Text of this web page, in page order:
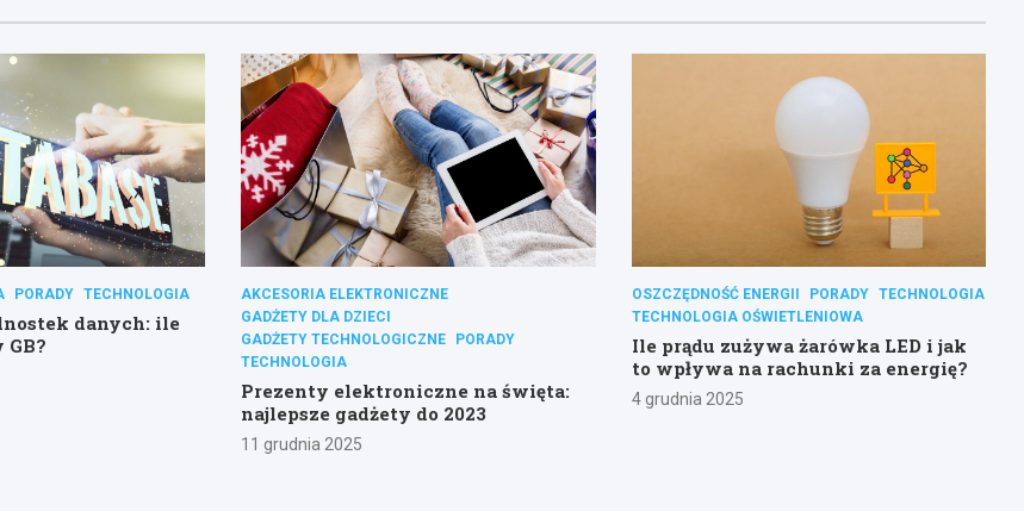
PORADY TECHNOLOGIA
danych: ile
AKCESORIA ELEKTRONICZNE
GADŻETY DLA DZIECI
GADŻETY TECHNOLOGICZNE
PORADY
TECHNOLOGIA
Prezenty elektroniczne na święta:
najlepsze gadżety do 2023
11 grudnia 2025
OSZCZĘDNOŚĆ ENERGII PORADY
TECHNOLOGIA
TECHNOLOGIA OŚWIETLENIOWA
Ile prądu zużywa żarówka LED i jak
to wpływa na rachunki za energię?
4 grudnia 2025